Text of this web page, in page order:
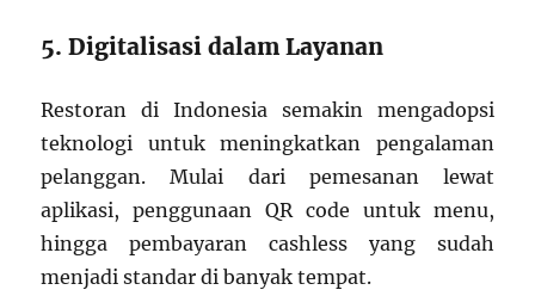
5. Digitalisasi dalam Layanan
Restoran di Indonesia semakin mengadopsi
teknologi untuk meningkatkan pengalaman
pelanggan. Mulai dari pemesanan lewat
aplikasi, penggunaan QR code untuk menu,
hingga pembayaran cashless yang sudah
menjadi standar di banyak tempat.